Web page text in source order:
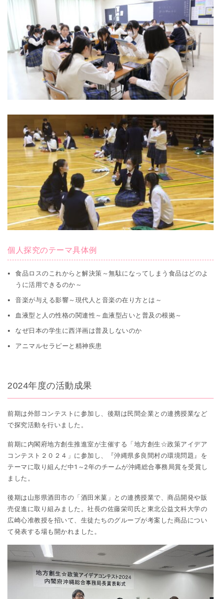
個人探究のテーマ具体例
食品ロスのこれからと解決策～無駄になってしまう食品はどのよ
うに活用できるのか～
音楽が与える影響～現代人と音楽の在り方とは～
血液型と人の性格の関連性～血液型占いと普及の根拠～
なぜ日本の学生に西洋画は普及しないのか
アニマルセラピーと精神疾患
2024年度の活動成果
前期は外部コンテストに参加し、後期は民間企業との連携授業など
で探究活動を行いました。
前期に内閣府地方創生推進室が主催する「地方創生☆政策アイデア
コンテスト２０２４」に参加し、『沖縄県多良間村の環境問題』を
テーマに取り組んだ中1～2年のチームが沖縄総合事務局賞を受賞し
ました。
後期は山形県酒田市の「酒田米菓」との連携授業で、商品開発や販
売促進に取り組みました。社長の佐藤栄司氏と東北公益文科大学の
広崎心准教授を招いて、生徒たちのグループが考案した商品につい
て発表する場も開かれました。